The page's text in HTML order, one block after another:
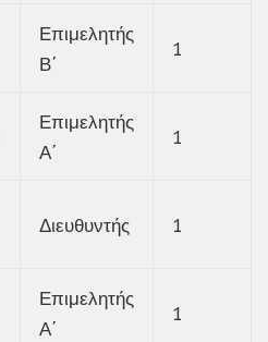
Επιμελητής
Β΄
1
Επιμελητής
Α΄
1
Διευθυντής 1
Επιμελητής
Α΄
1